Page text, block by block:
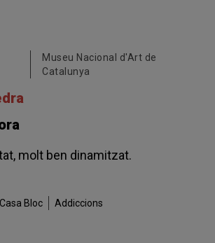
Museu Nacional d'Art de
Catalunya
molt ben dinamitzat.
Bloc
Addiccions